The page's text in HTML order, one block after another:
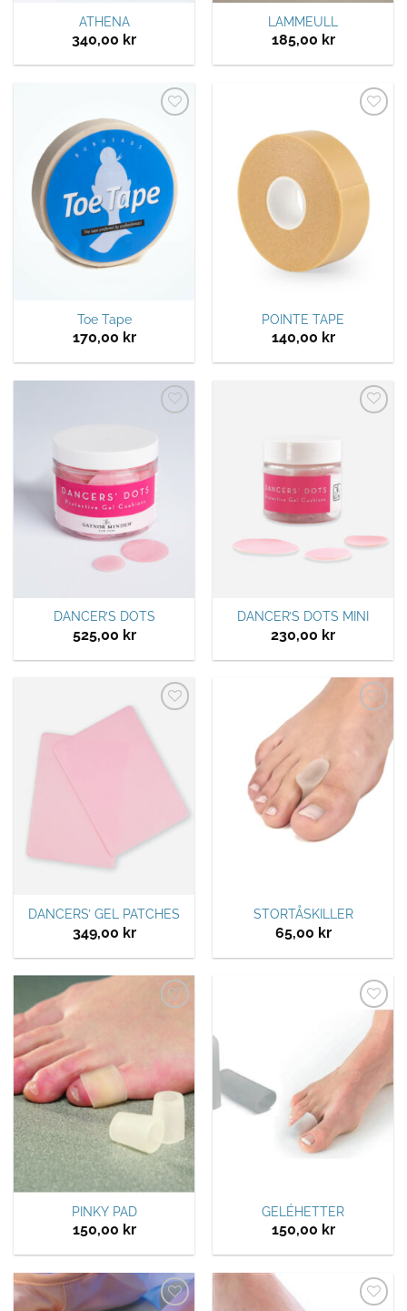
ATHENA
340,00 kr
LAMMEULL
185,00 kr
Legg til
ønskeliste
Toe Tape
170,00 kr
ønskeliste
POINTE TAPE
140,00 kr
DANCER’S DOTS
525,00 kr
DANCER’S DOTS MINI
230,00 kr
Legg til
ønskeliste
DANCERS’ GEL PATCHES
349,00 kr
STORTÅSKILLER
65,00 kr
PINKY PAD
150,00 kr
Legg til
ønskeliste
GELÉHETTER
150,00 kr